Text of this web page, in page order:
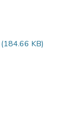
(184.66 KB)